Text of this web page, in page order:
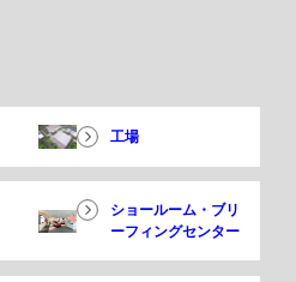
工場
ショールーム・ブリ
ーフィングセンター